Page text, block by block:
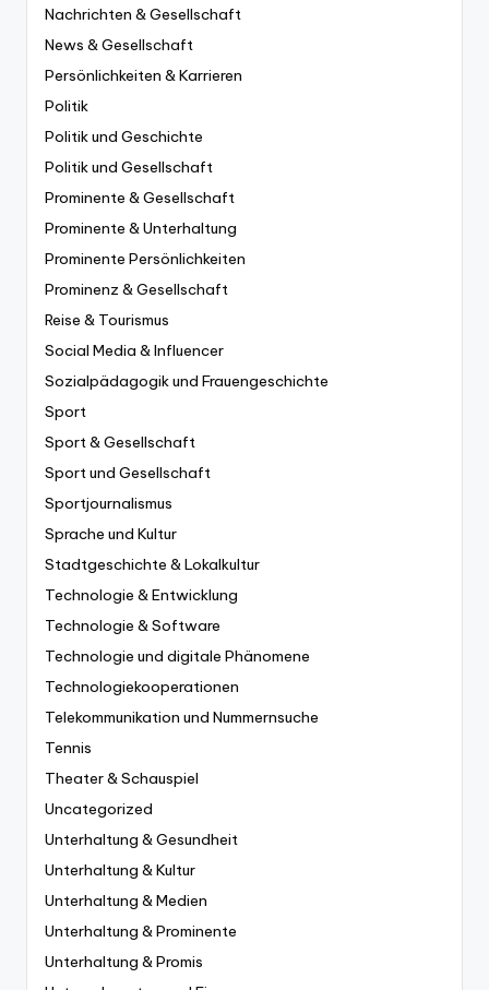
Nachrichten & Gesellschaft
News & Gesellschaft
Persönlichkeiten & Karrieren
Politik
Politik und Geschichte
Politik und Gesellschaft
Prominente & Gesellschaft
Prominente & Unterhaltung
Prominente Persönlichkeiten
Prominenz & Gesellschaft
Reise & Tourismus
Social Media & Influencer
Sozialpädagogik und Frauengeschichte
Sport
Sport & Gesellschaft
Sport und Gesellschaft
Sportjournalismus
Sprache und Kultur
Stadtgeschichte & Lokalkultur
Technologie & Entwicklung
Technologie & Software
Technologie und digitale Phänomene
Technologiekooperationen
Telekommunikation und Nummernsuche
Tennis
Theater & Schauspiel
Uncategorized
Unterhaltung & Gesundheit
Unterhaltung & Kultur
Unterhaltung & Medien
Unterhaltung & Prominente
Unterhaltung & Promis